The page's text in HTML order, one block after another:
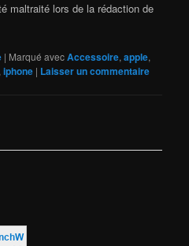
maltraité lors de la rédaction de
| Marqué avecAccessoire,apple,
,iphone | Laisser un commentaire